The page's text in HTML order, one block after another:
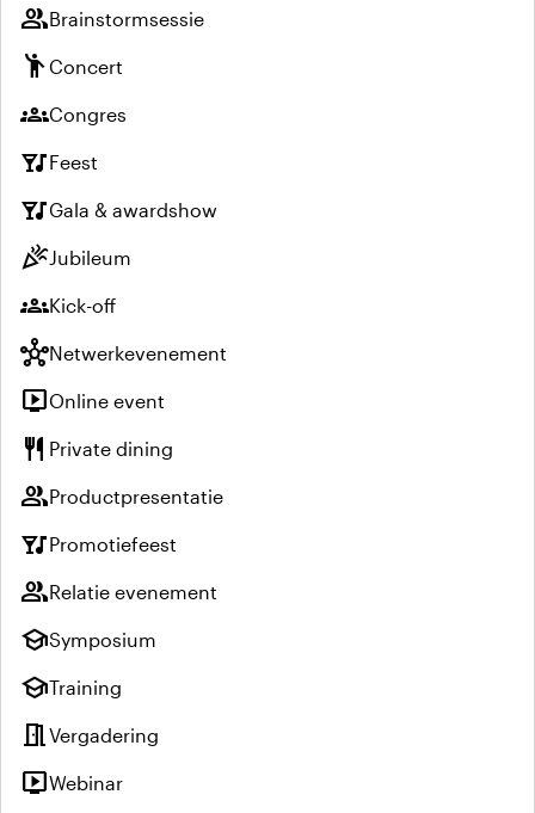
groupBrainstormsessie
emoji_peopleConcert
groupsCongres
nightlifeFeest
nightlifeGala & awardshow
celebrationJubileum
groupsKick-off
hubNetwerkevenement
live_tvOnline event
restaurant Private dining
groupProductpresentatie
nightlifePromotiefeest
groupRelatie evenement
schoolSymposium
schoolTraining
meeting_roomVergadering
live_tvWebinar